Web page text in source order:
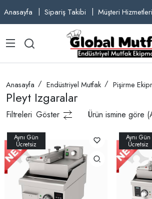
Anasayfa Sipariş Takibi Müşteri Hizmetleri
Anasayfa Endüstriyel Mutfak Pişirme
Pleyt Izgaralar
Filtreleri Göster Ürün ismine göre